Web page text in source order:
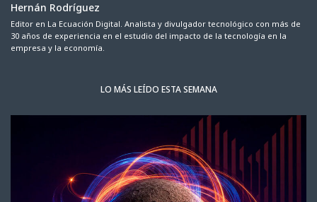
Hernán Rodríguez
Editor en La Ecuación Digital. Analista y divulgador tecnológico con más de
30 años de experiencia en el estudio del impacto de la tecnología en la
empresa y la economía.
LO MÁS LEÍDO ESTA SEMANA